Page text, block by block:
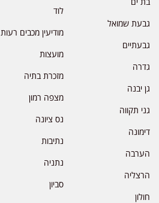
גבעת שמואל
גבעתיים
גדרה
גן יבנה
גני תקווה
דימונה
הערבה
הרצליה
חולון
לוד
מודיעין מכבים רעות
מועצות
מזכרת בתיה
מצפה רמון
נס ציונה
נתיבות
נתניה
סביון